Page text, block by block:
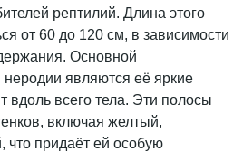
рептилий. Длина этого
от 60 до 120 см, в зависимости
Основной
являются её яркие
вдоль всего тела. Эти полосы
включая желтый,
придаёт ей особую